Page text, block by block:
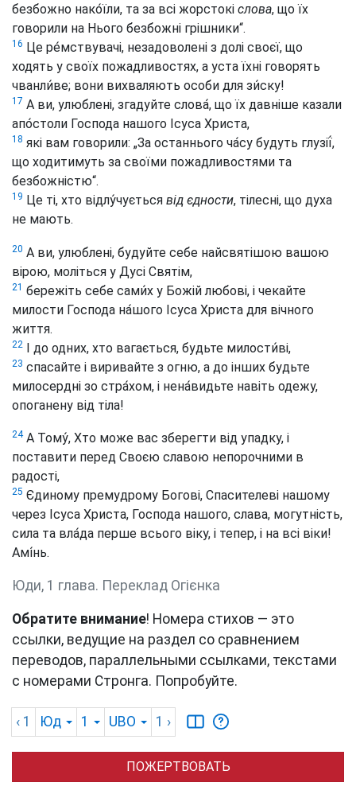
безбожно нако́їли, та за всі жорстокі слова, що їх
говорили на Нього безбожні грішники“.
16 Це ре́мствувачі, незадоволені з долі своєї, що
ходять у своїх пожадливостях, а уста їхні говорять
чванли́ве; вони вихваляють особи для зи́ску!
17 А ви, улюблені, згадуйте слова́, що їх давніше казали
апо́столи Господа нашого Ісуса Христа,
18 які вам говорили: „За останнього ча́су будуть глузії́,
що ходитимуть за своїми пожадливостями та
безбожністю“.
19 Це ті, хто відлу́чується від єдности, тілесні, що духа
не мають.
20 А ви, улюблені, будуйте себе найсвятішою вашою
вірою, моліться у Дусі Святім,
21 бережіть себе сами́х у Божій любові, і чекайте
милости Господа на́шого Ісуса Христа для вічного
життя.
22 І до одних, хто вагається, будьте милости́ві,
23 спасайте і виривайте з огню, а до інших будьте
милосердні зо стра́хом, і нена́видьте навіть одежу,
опоганену від тіла!
24А Тому́, Хто може вас зберегти від упадку, і
поставити перед Своєю славою непорочними в
радості,
25 Єдиному премудрому Богові, Спасителеві нашому
через Ісуса Христа, Господа нашого, слава, могутність,
сила та вла́да перше всього віку, і тепер, і на всі віки!
Амі́нь.
Юди, 1 глава. Переклад Огієнка
Обратите внимание! Номера стихов — это
ссылки, ведущие на раздел со сравнением
переводов, параллельными ссылками, текстами
с номерами Стронга. Попробуйте.
‹ 1 Юд 1 UBO 1 ›
ПОЖЕРТВОВАТЬ